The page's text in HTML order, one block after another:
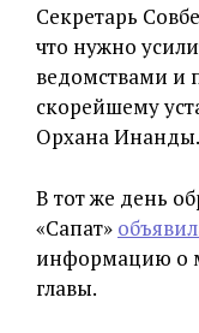
Секретарь
что нужно
ведомствами и
скорейшему
Орхана Инанды.
В тот же день
«Сапат»
информацию о
главы.